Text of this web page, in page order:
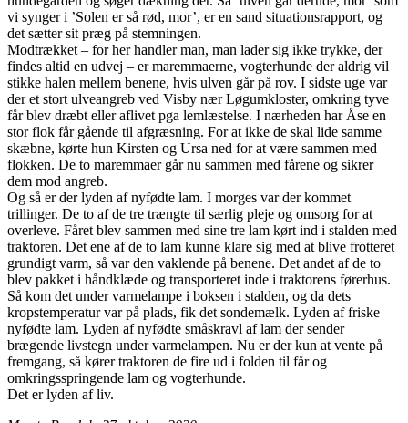
vi synger i ’Solen er så rød, mor’, er en sand situationsrapport, og
det sætter sit præg på stemningen.
Modtrækket – for her handler man, man lader sig ikke trykke, der
findes altid en udvej – er maremmaerne, vogterhunde der aldrig vil
stikke halen mellem benene, hvis ulven går på rov. I sidste uge var
der et stort ulveangreb ved Visby nær Løgumkloster, omkring tyve
får blev dræbt eller aflivet pga lemlæstelse. I nærheden har Åse en
stor flok får gående til afgræsning. For at ikke de skal lide samme
skæbne, kørte hun Kirsten og Ursa ned for at være sammen med
flokken. De to maremmaer går nu sammen med fårene og sikrer
dem mod angreb.
Og så er der lyden af nyfødte lam. I morges var der kommet
trillinger. De to af de tre trængte til særlig pleje og omsorg for at
overleve. Fåret blev sammen med sine tre lam kørt ind i stalden med
traktoren. Det ene af de to lam kunne klare sig med at blive frotteret
grundigt varm, så var den vaklende på benene. Det andet af de to
blev pakket i håndklæde og transporteret inde i traktorens førerhus.
Så kom det under varmelampe i boksen i stalden, og da dets
kropstemperatur var på plads, fik det sondemælk. Lyden af friske
nyfødte lam. Lyden af nyfødte småskravl af lam der sender
brægende livstegn under varmelampen. Nu er der kun at vente på
fremgang, så kører traktoren de fire ud i folden til får og
omkringsspringende lam og vogterhunde.
Det er lyden af liv.